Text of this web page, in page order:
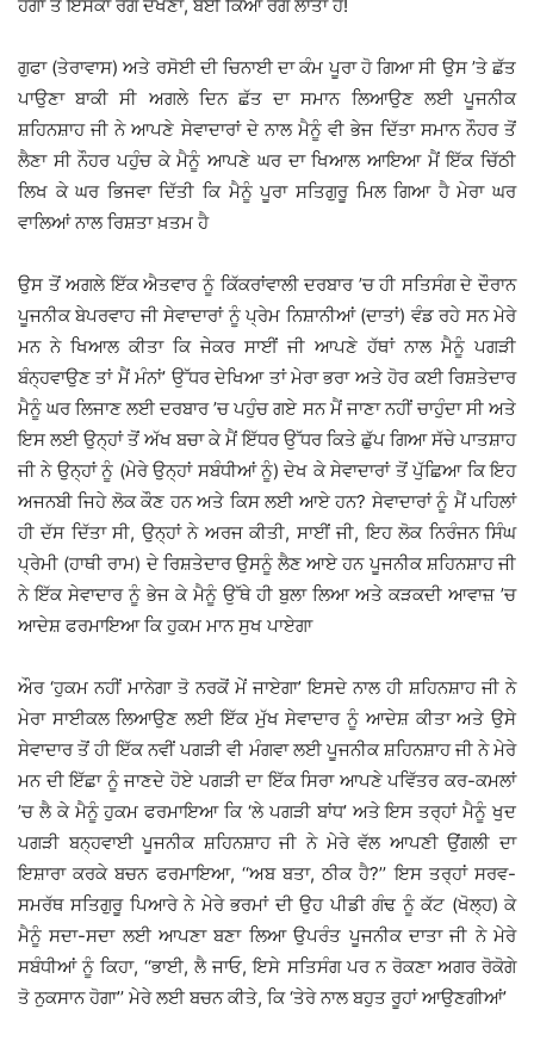
ਹੋਗਾ ਤੋ ਇਸਕਾ ਰੰਗ ਦੇਖਣਾ, ਬਈ ਕਿਆ ਰੰਗ ਲਾਤਾ ਹੈ!
ਗੁਫਾ (ਤੇਰਾਵਾਸ) ਅਤੇ ਰਸੋਈ ਦੀ ਚਿਨਾਈ ਦਾ ਕੰਮ ਪੂਰਾ ਹੋ ਗਿਆ ਸੀ ਉਸ ’ਤੇ ਛੱਤ
ਪਾਉਣਾ ਬਾਕੀ ਸੀ ਅਗਲੇ ਦਿਨ ਛੱਤ ਦਾ ਸਮਾਨ ਲਿਆਉਣ ਲਈ ਪੂਜਨੀਕ
ਸ਼ਹਿਨਸ਼ਾਹ ਜੀ ਨੇ ਆਪਣੇ ਸੇਵਾਦਾਰਾਂ ਦੇ ਨਾਲ ਮੈਨੂੰ ਵੀ ਭੇਜ ਦਿੱਤਾ ਸਮਾਨ ਨੌਹਰ ਤੋਂ
ਲੈਣਾ ਸੀ ਨੌਹਰ ਪਹੁੰਚ ਕੇ ਮੈਨੂੰ ਆਪਣੇ ਘਰ ਦਾ ਖਿਆਲ ਆਇਆ ਮੈਂ ਇੱਕ ਚਿੱਠੀ
ਲਿਖ ਕੇ ਘਰ ਭਿਜਵਾ ਦਿੱਤੀ ਕਿ ਮੈਨੂੰ ਪੂਰਾ ਸਤਿਗੁਰੂ ਮਿਲ ਗਿਆ ਹੈ ਮੇਰਾ ਘਰ
ਵਾਲਿਆਂ ਨਾਲ ਰਿਸ਼ਤਾ ਖ਼ਤਮ ਹੈ
ਉਸ ਤੋਂ ਅਗਲੇ ਇੱਕ ਐਤਵਾਰ ਨੂੰ ਕਿੱਕਰਾਂਵਾਲੀ ਦਰਬਾਰ ’ਚ ਹੀ ਸਤਿਸੰਗ ਦੇ ਦੌਰਾਨ
ਪੂਜਨੀਕ ਬੇਪਰਵਾਹ ਜੀ ਸੇਵਾਦਾਰਾਂ ਨੂੰ ਪ੍ਰੇਮ ਨਿਸ਼ਾਨੀਆਂ (ਦਾਤਾਂ) ਵੰਡ ਰਹੇ ਸਨ ਮੇਰੇ
ਮਨ ਨੇ ਖਿਆਲ ਕੀਤਾ ਕਿ ਜੇਕਰ ਸਾਈਂ ਜੀ ਆਪਣੇ ਹੱਥਾਂ ਨਾਲ ਮੈਨੂੰ ਪਗੜੀ
ਬੰਨ੍ਹਵਾਉਣ ਤਾਂ ਮੈਂ ਮੰਨਾਂ’ ਉੱਧਰ ਦੇਖਿਆ ਤਾਂ ਮੇਰਾ ਭਰਾ ਅਤੇ ਹੋਰ ਕਈ ਰਿਸ਼ਤੇਦਾਰ
ਮੈਨੂੰ ਘਰ ਲਿਜਾਣ ਲਈ ਦਰਬਾਰ ’ਚ ਪਹੁੰਚ ਗਏ ਸਨ ਮੈਂ ਜਾਣਾ ਨਹੀਂ ਚਾਹੁੰਦਾ ਸੀ ਅਤੇ
ਇਸ ਲਈ ਉਨ੍ਹਾਂ ਤੋਂ ਅੱਖ ਬਚਾ ਕੇ ਮੈਂ ਇੱਧਰ ਉੱਧਰ ਕਿਤੇ ਛੁੱਪ ਗਿਆ ਸੱਚੇ ਪਾਤਸ਼ਾਹ
ਜੀ ਨੇ ਉਨ੍ਹਾਂ ਨੂੰ (ਮੇਰੇ ਉਨ੍ਹਾਂ ਸਬੰਧੀਆਂ ਨੂੰ) ਦੇਖ ਕੇ ਸੇਵਾਦਾਰਾਂ ਤੋਂ ਪੁੱਛਿਆ ਕਿ ਇਹ
ਅਜਨਬੀ ਜਿਹੇ ਲੋਕ ਕੌਣ ਹਨ ਅਤੇ ਕਿਸ ਲਈ ਆਏ ਹਨ? ਸੇਵਾਦਾਰਾਂ ਨੂੰ ਮੈਂ ਪਹਿਲਾਂ
ਹੀ ਦੱਸ ਦਿੱਤਾ ਸੀ, ਉਨ੍ਹਾਂ ਨੇ ਅਰਜ ਕੀਤੀ, ਸਾਈਂ ਜੀ, ਇਹ ਲੋਕ ਨਿਰੰਜਨ ਸਿੰਘ
ਪ੍ਰੇਮੀ (ਹਾਥੀ ਰਾਮ) ਦੇ ਰਿਸ਼ਤੇਦਾਰ ਉਸਨੂੰ ਲੈਣ ਆਏ ਹਨ ਪੂਜਨੀਕ ਸ਼ਹਿਨਸ਼ਾਹ ਜੀ
ਨੇ ਇੱਕ ਸੇਵਾਦਾਰ ਨੂੰ ਭੇਜ ਕੇ ਮੈਨੂੰ ਉੱਥੇ ਹੀ ਬੁਲਾ ਲਿਆ ਅਤੇ ਕੜਕਦੀ ਆਵਾਜ਼ ’ਚ
ਆਦੇਸ਼ ਫਰਮਾਇਆ ਕਿ ਹੁਕਮ ਮਾਨ ਸੁਖ ਪਾਏਗਾ
ਔਰ ‘ਹੁਕਮ ਨਹੀਂ ਮਾਨੇਗਾ ਤੋ ਨਰਕੋਂ ਮੇਂ ਜਾਏਗਾ’ ਇਸਦੇ ਨਾਲ ਹੀ ਸ਼ਹਿਨਸ਼ਾਹ ਜੀ ਨੇ
ਮੇਰਾ ਸਾਈਕਲ ਲਿਆਉਣ ਲਈ ਇੱਕ ਮੁੱਖ ਸੇਵਾਦਾਰ ਨੂੰ ਆਦੇਸ਼ ਕੀਤਾ ਅਤੇ ਉਸੇ
ਸੇਵਾਦਾਰ ਤੋਂ ਹੀ ਇੱਕ ਨਵੀਂ ਪਗੜੀ ਵੀ ਮੰਗਵਾ ਲਈ ਪੂਜਨੀਕ ਸ਼ਹਿਨਸ਼ਾਹ ਜੀ ਨੇ ਮੇਰੇ
ਮਨ ਦੀ ਇੱਛਾ ਨੂੰ ਜਾਣਦੇ ਹੋਏ ਪਗੜੀ ਦਾ ਇੱਕ ਸਿਰਾ ਆਪਣੇ ਪਵਿੱਤਰ ਕਰ-ਕਮਲਾਂ
’ਚ ਲੈ ਕੇ ਮੈਨੂੰ ਹੁਕਮ ਫਰਮਾਇਆ ਕਿ ‘ਲੇ ਪਗੜੀ ਬਾਂਧ’ ਅਤੇ ਇਸ ਤਰ੍ਹਾਂ ਮੈਨੂੰ ਖੁਦ
ਪਗੜੀ ਬਨ੍ਹਵਾਈ ਪੂਜਨੀਕ ਸ਼ਹਿਨਸ਼ਾਹ ਜੀ ਨੇ ਮੇਰੇ ਵੱਲ ਆਪਣੀ ਉਂਗਲੀ ਦਾ
ਇਸ਼ਾਰਾ ਕਰਕੇ ਬਚਨ ਫਰਮਾਇਆ, ‘‘ਅਬ ਬਤਾ, ਠੀਕ ਹੈ?’’ ਇਸ ਤਰ੍ਹਾਂ ਸਰਵ-
ਸਮਰੱਥ ਸਤਿਗੁਰੂ ਪਿਆਰੇ ਨੇ ਮੇਰੇ ਭਰਮਾਂ ਦੀ ਉਹ ਪੀਡੀ ਗੰਢ ਨੂੰ ਕੱਟ (ਖੋਲ੍ਹ) ਕੇ
ਮੈਨੂੰ ਸਦਾ-ਸਦਾ ਲਈ ਆਪਣਾ ਬਣਾ ਲਿਆ ਉਪਰੰਤ ਪੂਜਨੀਕ ਦਾਤਾ ਜੀ ਨੇ ਮੇਰੇ
ਸਬੰਧੀਆਂ ਨੂੰ ਕਿਹਾ, ‘‘ਭਾਈ, ਲੈ ਜਾਓ, ਇਸੇ ਸਤਿਸੰਗ ਪਰ ਨ ਰੋਕਣਾ ਅਗਰ ਰੋਕੋਗੇ
ਤੋ ਨੁਕਸਾਨ ਹੋਗਾ’’ ਮੇਰੇ ਲਈ ਬਚਨ ਕੀਤੇ, ਕਿ ‘ਤੇਰੇ ਨਾਲ ਬਹੁਤ ਰੂਹਾਂ ਆਉਣਗੀਆਂ’